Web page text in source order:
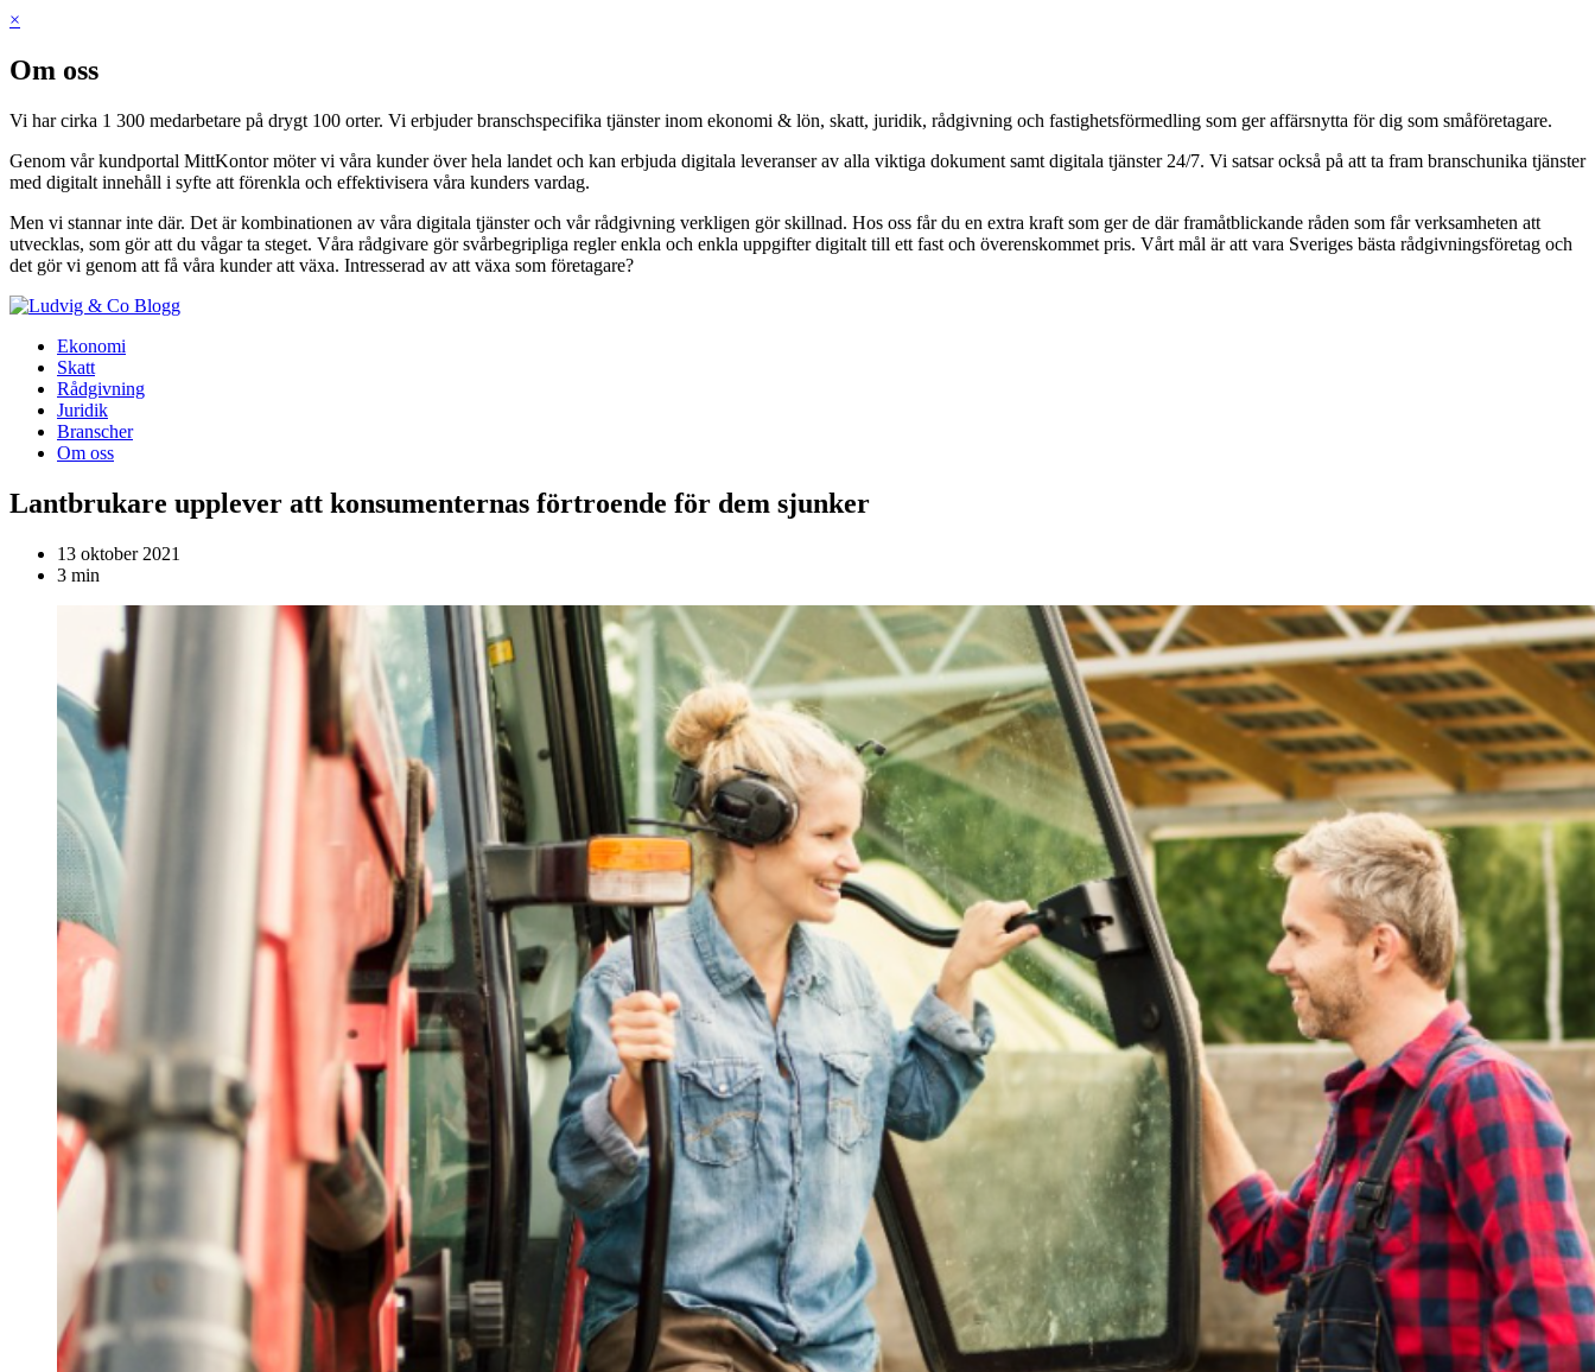
×
Om oss
Vi har cirka 1 300 medarbetare på drygt 100 orter. Vi erbjuder branschspecifika tjänster inom ekonomi & lön, skatt, juridik, rådgivning och fastighetsförmedling som ger affärsnytta för dig som småföretagare.
Genom vår kundportal MittKontor möter vi våra kunder över hela landet och kan erbjuda digitala leveranser av alla viktiga dokument samt digitala tjänster 24/7. Vi satsar också på att ta fram branschunika tjänster
med digitalt innehåll i syfte att förenkla och effektivisera våra kunders vardag.
Men vi stannar inte där. Det är kombinationen av våra digitala tjänster och vår rådgivning verkligen gör skillnad. Hos oss får du en extra kraft som ger de där framåtblickande råden som får verksamheten att
utvecklas, som gör att du vågar ta steget. Våra rådgivare gör svårbegripliga regler enkla och enkla uppgifter digitalt till ett fast och överenskommet pris. Vårt mål är att vara Sveriges bästa rådgivningsföretag och
det gör vi genom att få våra kunder att växa. Intresserad av att växa som företagare?
Blogg
Ekonomi
Skatt
Rådgivning
Juridik
Branscher
Om oss
Lantbrukare upplever att konsumenternas förtroende för dem sjunker
13 oktober 2021
3 min